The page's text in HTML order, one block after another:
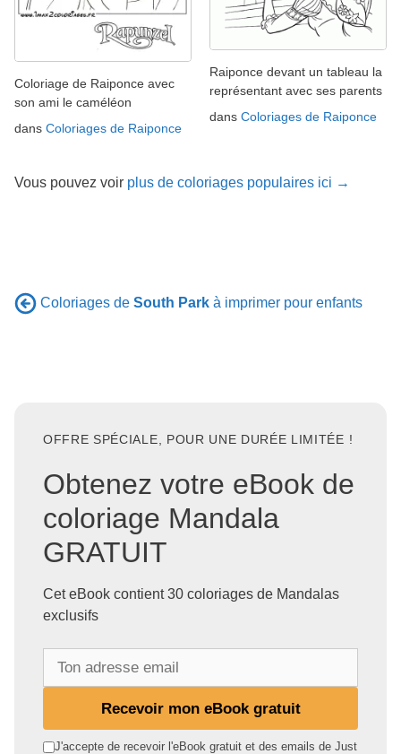
Coloriage de Raiponce avec
son ami le caméléon
dans Coloriages de Raiponce
Raiponce devant un tableau la
représentant avec ses parents
dans Coloriages de Raiponce
Vous pouvez voir plus de coloriages populaires ici →
Coloriages de South Park à imprimer pour enfants
OFFRE SPÉCIALE, POUR UNE DURÉE LIMITÉE !
Obtenez votre eBook de
coloriage Mandala
GRATUIT
Cet eBook contient 30 coloriages de Mandalas
exclusifs
d
Recevoir mon eBook gratuit
J'accepte de recevoir l'eBook gratuit et des emails de Just